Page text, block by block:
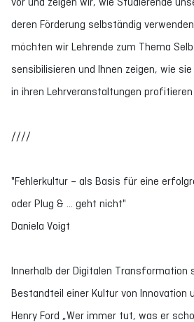
deren Förderung selbständig
möchten wir Lehrende zum Thema
sensibilisieren und Ihnen zeigen, wie sie
in ihren Lehrveranstaltungen profitieren
////
"Fehlerkultur – als Basis für eine
oder Plug & … geht nicht"
Daniela Voigt
Innerhalb der Digitalen Transformation
Bestandteil einer Kultur von Innovation
Henry Ford „Wer immer tut, was er